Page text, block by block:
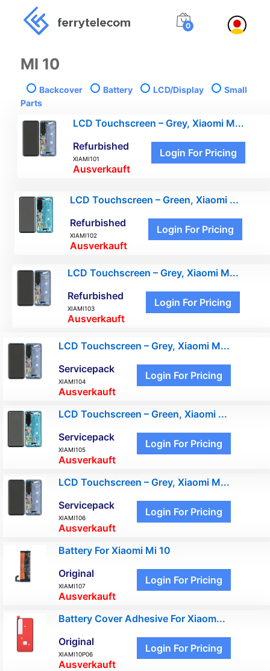
0
MI 10
Backcover Battery LCD/Display
Small
Parts
LCD Touchscreen – Grey, Xiaomi M...
Refurbished
XIAMI101
Ausverkauft
Login For Pricing
LCD Touchscreen – Green, Xiaomi ...
Refurbished
XIAMI102
Ausverkauft
Login For Pricing
LCD Touchscreen – Grey, Xiaomi M...
Refurbished
XIAMI103
Ausverkauft
Login For Pricing
LCD Touchscreen – Grey, Xiaomi M...
Servicepack
XIAMI104
Ausverkauft
Login For Pricing
LCD Touchscreen – Green, Xiaomi ...
Servicepack
XIAMI105
Ausverkauft
Login For Pricing
LCD Touchscreen – Grey, Xiaomi M...
Servicepack
XIAMI106
Ausverkauft
Login For Pricing
Battery For Xiaomi Mi 10
Original
XIAMI107
Ausverkauft
Login For Pricing
Battery Cover Adhesive For Xiaom...
Original
XIAMI10P06
Ausverkauft
Login For Pricing